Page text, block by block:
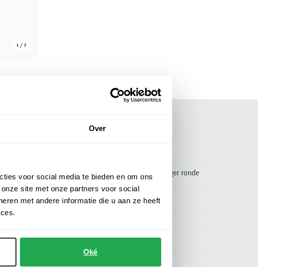
Over
voor social media te bieden en om ons
site met onze partners voor social
met andere informatie die u aan ze heeft
Oké
1 / 7
donkerblauw t-shirt Tommy Hilfiger ronde
hals
Merk Tommy Hilfiger
Pasvorm normale fit